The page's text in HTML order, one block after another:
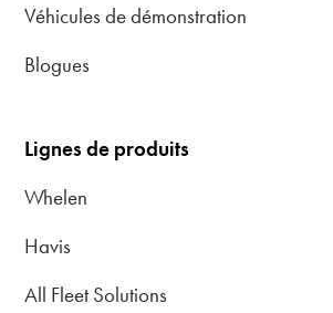
Véhicules de démonstration
Blogues
Lignes de produits
Whelen
Havis
All Fleet Solutions